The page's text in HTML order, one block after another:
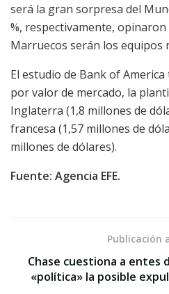
será la gran sorpresa del
%, respectivamente,
Marruecos serán los equipos
El estudio de Bank of
por valor de mercado, la
Inglaterra (1,8 millones de
francesa (1,57 millones de
millones de dólares).
Fuente: Agencia EFE.
Publicación
Chase cuestiona a entes
«política» la posible